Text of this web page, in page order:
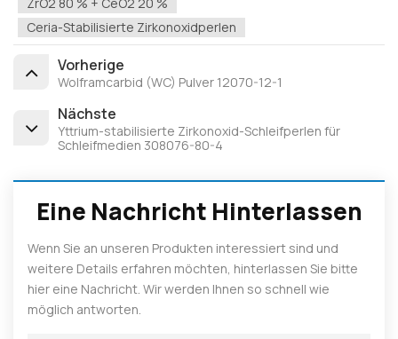
ZrO2 80 % + CeO2 20 %
Ceria-Stabilisierte Zirkonoxidperlen
Vorherige
Wolframcarbid (WC) Pulver 12070-12-1
Nächste
Yttrium-stabilisierte Zirkonoxid-Schleifperlen für
Schleifmedien 308076-80-4
Eine Nachricht Hinterlassen
Wenn Sie an unseren Produkten interessiert sind und
weitere Details erfahren möchten, hinterlassen Sie bitte
hier eine Nachricht. Wir werden Ihnen so schnell wie
möglich antworten.